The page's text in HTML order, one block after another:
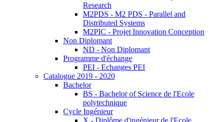
Research
M2PDS - M2 PDS - Parallel and
Distributed Systems
M2PIC - Projet Innovation Conception
Non Diplomant
ND - Non Diplomant
Programme d'échange
PEI - Echanges PEI
Catalogue 2019 - 2020
Bachelor
BS - Bachelor of Science de l'Ecole
polytechnique
Cycle Ingénieur
X - Diplôme d'ingénieur de l'Ecole